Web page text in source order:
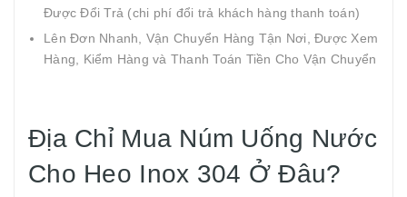
Được Đổi Trả (chi phí đổi trả khách hàng thanh toán)
Lên Đơn Nhanh, Vận Chuyển Hàng Tận Nơi, Được Xem
Hàng, Kiểm Hàng và Thanh Toán Tiền Cho Vận Chuyển
Địa Chỉ Mua Núm Uống Nước
Cho Heo Inox 304 Ở Đâu?